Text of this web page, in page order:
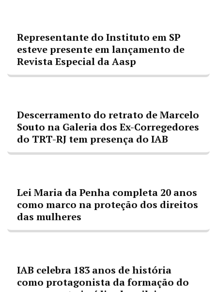
Representante do Instituto em SP
esteve presente em lançamento de
Revista Especial da Aasp
Descerramento do retrato de Marcelo
Souto na Galeria dos Ex-Corregedores
do TRT-RJ tem presença do IAB
Lei Maria da Penha completa 20 anos
como marco na proteção dos direitos
das mulheres
IAB celebra 183 anos de história
como protagonista da formação do